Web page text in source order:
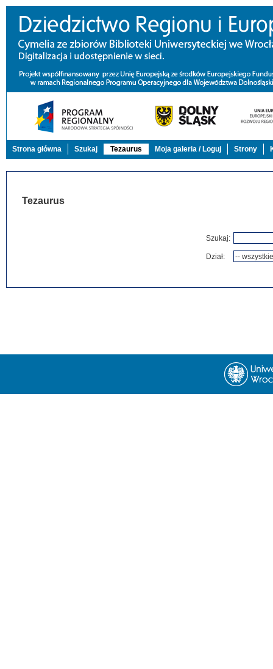
Strona główna Szukaj Tezaurus Moja galeria / Loguj Strony
Tezaurus
Szukaj:
Dział: